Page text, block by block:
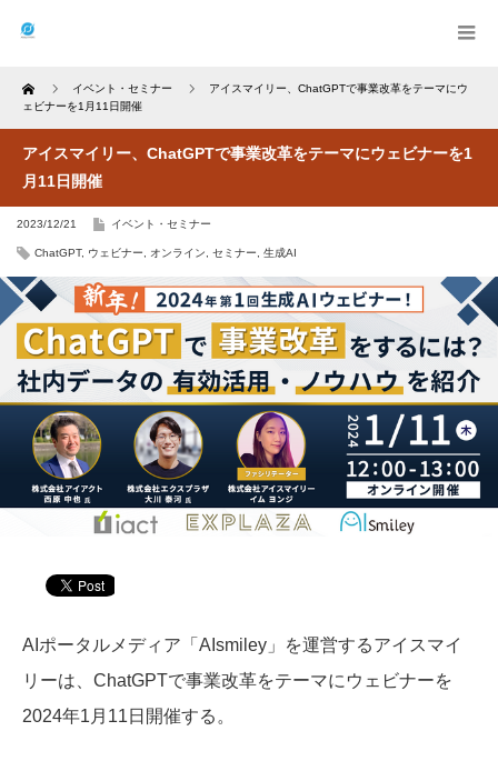
Home イベント・セミナー
アイスマイリー、ChatGPTで事業改革をテーマにウ
ェビナーを1月11日開催
アイスマイリー、ChatGPTで事業改革をテーマにウェビナーを1
月11日開催
2023/12/21 イベント・セミナー
ChatGPT, ウェビナー オンライン セミナー 生成AI
AIポータルメディア「AIsmiley」を運営するアイスマイ
リーは、ChatGPTで事業改革をテーマにウェビナーを
2024年1月11日開催する。